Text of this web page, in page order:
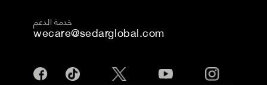
خدمة الدعم
wecare@sedarglobal.com